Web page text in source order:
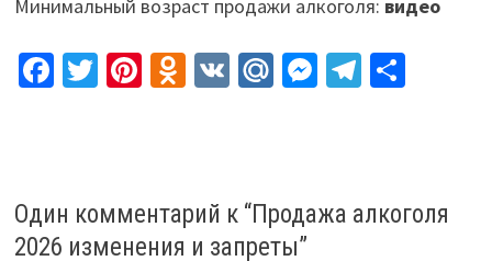
Минимальный возраст продажи алкоголя: видео
Fa
o
k
T Pi
t
O
kl
as
V M
u
M
ge
Te
m
О
а
Один комментарий к “Продажа алкоголя
2026 изменения и запреты”